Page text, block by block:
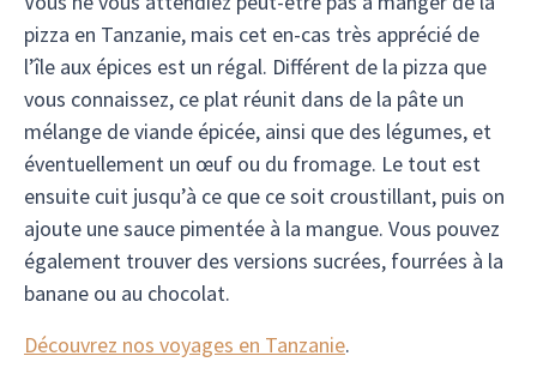
pizza en Tanzanie, mais cet en-cas très apprécié de
l’île aux épices est un régal. Différent de la pizza que
vous connaissez, ce plat réunit dans de la pâte un
mélange de viande épicée, ainsi que des légumes, et
éventuellement un œuf ou du fromage. Le tout est
ensuite cuit jusqu’à ce que ce soit croustillant, puis on
ajoute une sauce pimentée à la mangue. Vous pouvez
également trouver des versions sucrées, fourrées à la
banane ou au chocolat.
Découvrez nos voyages en Tanzanie.